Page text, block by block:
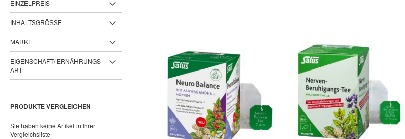
EINZELPREIS
INHALTSGRÖSSE
MARKE
EIGENSCHAFT/ ERNÄHRUNGS
ART
PRODUKTE VERGLEICHEN
Sie haben keine Artikel in Ihrer
Vergleichsliste